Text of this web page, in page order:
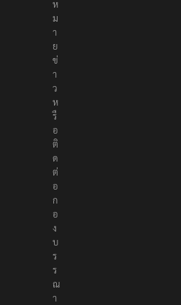
ห
ม
า
ย
ข่
า
ว
ห
รื
อ
ติ
ด
ต่
อ
ก
อ
ง
บ
ร
ร
ณ
า